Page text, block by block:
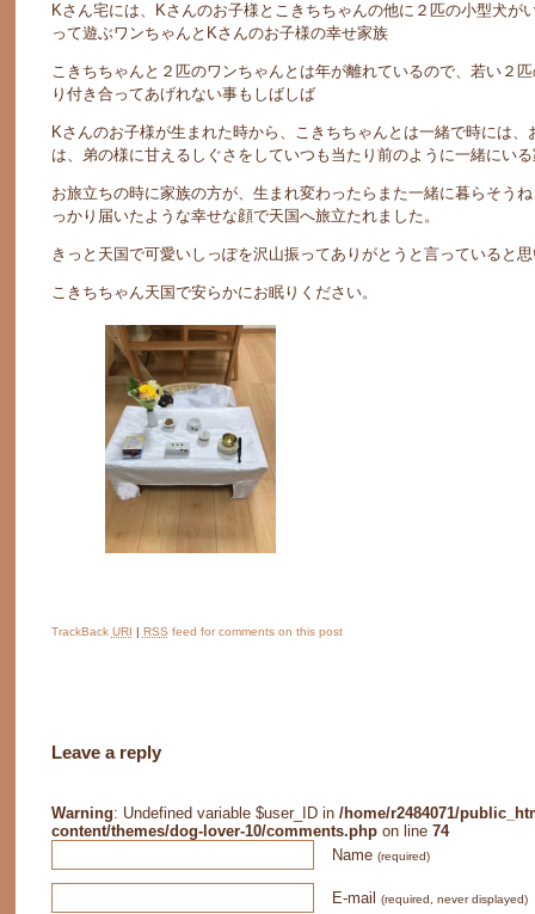
Kさん宅には、Kさんのお子様とこきちちゃんの他に２匹の小型犬が
って遊ぶワンちゃんとKさんのお子様の幸せ家族
こきちちゃんと２匹のワンちゃんとは年が離れているので、若い２
り付き合ってあげれない事もしばしば
Kさんのお子様が生まれた時から、こきちちゃんとは一緒で時には
は、弟の様に甘えるしぐさをしていつも当たり前のように一緒にい
お旅立ちの時に家族の方が、生まれ変わったらまた一緒に暮らそう
っかり届いたような幸せな顔で天国へ旅立たれました。
きっと天国で可愛いしっぽを沢山振ってありがとうと言っていると
こきちちゃん天国で安らかにお眠りください。
TrackBack URI | RSS feed for comments on this post
Leave a reply
Warning: Undefined variable $user_ID in /home/r2484071/
content/themes/dog-lover-10/comments.phpon line 74
Name (required)
E-mail (required, never displayed)